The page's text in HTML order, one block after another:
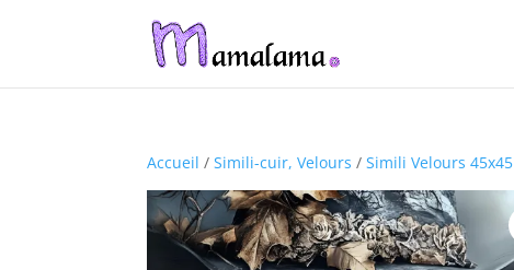
Accueil /Simili-cuir, Velours /Simili Velours 45x45